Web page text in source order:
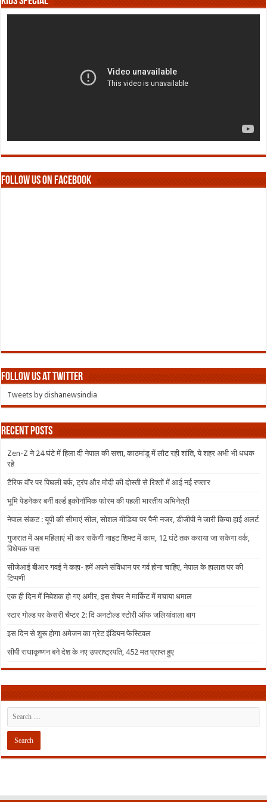
Follow us on Facebook
Follow us at Twitter
Tweets by dishanewsindia
Recent Posts
Zen-Z ने 24 घंटे में हिला दी नेपाल की सत्ता, काठमांडू में लौट रही शांति, ये शहर अभी भी धधक
रहे
टैरिफ वॉर पर पिघली बर्फ, ट्रंप और मोदी की दोस्ती से रिश्तों में आई नई रफ्तार
भूमि पेडनेकर बनीं वर्ल्ड इकोनॉमिक फोरम की पहली भारतीय अभिनेत्री
नेपाल संकट : यूपी की सीमाएं सील, सोशल मीडिया पर पैनी नजर, डीजीपी ने जारी किया हाई अलर्ट
गुजरात में अब महिलाएं भी कर सकेंगी नाइट शिफ्ट में काम, 12 घंटे तक कराया जा सकेगा वर्क,
विधेयक पास
सीजेआई बीआर गवई ने कहा- हमें अपने संविधान पर गर्व होना चाहिए, नेपाल के हालात पर की
टिप्पणी
एक ही दिन में निवेशक हो गए अमीर, इस शेयर ने मार्किट में मचाया धमाल
स्टार गोल्ड पर केसरी चैप्टर 2: दि अनटोल्ड स्टोरी ऑफ जलियांवाला बाग
इस दिन से शुरू होगा अमेजन का ग्रेट इंडियन फेस्टिवल
सीपी राधाकृष्णन बने देश के नए उपराष्ट्रपति, 452 मत प्राप्त हुए